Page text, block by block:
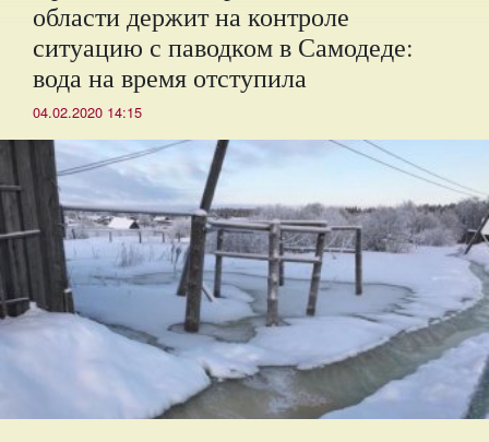
области держит на контроле
ситуацию с паводком в Самодеде:
вода на время отступила
04.02.2020 14:15